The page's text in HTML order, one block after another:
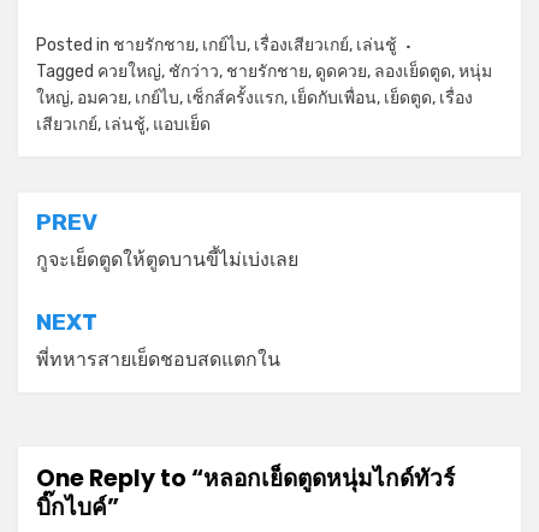
Posted in ชายรักชาย, เกย์ไบ, เรื่องเสียวเกย์, เล่นชู้
Tagged ควยใหญ่, ชักว่าว, ชายรักชาย, ดูดควย, ลองเย็ดตูด,หนุ่ม
ใหญ่, อมควย, เกย์ไบ, เซ็กส์ครั้งแรก, เย็ดกับเพื่อน, เย็ดตูด, เรื่อง
เสียวเกย์, เล่นชู้, แอบเย็ด
แนะแนว
เรื่อง
PREV
กูจะเย็ดตูดให้ตูดบานขี้ไม่เบ่งเลย
NEXT
พี่ทหารสายเย็ดชอบสดแตกใน
One Reply to “หลอกเย็ดตูดหนุ่มไกด์ทัวร์
บิ๊กไบค์”